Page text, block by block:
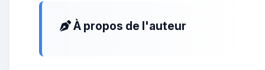
À propos de l'auteur